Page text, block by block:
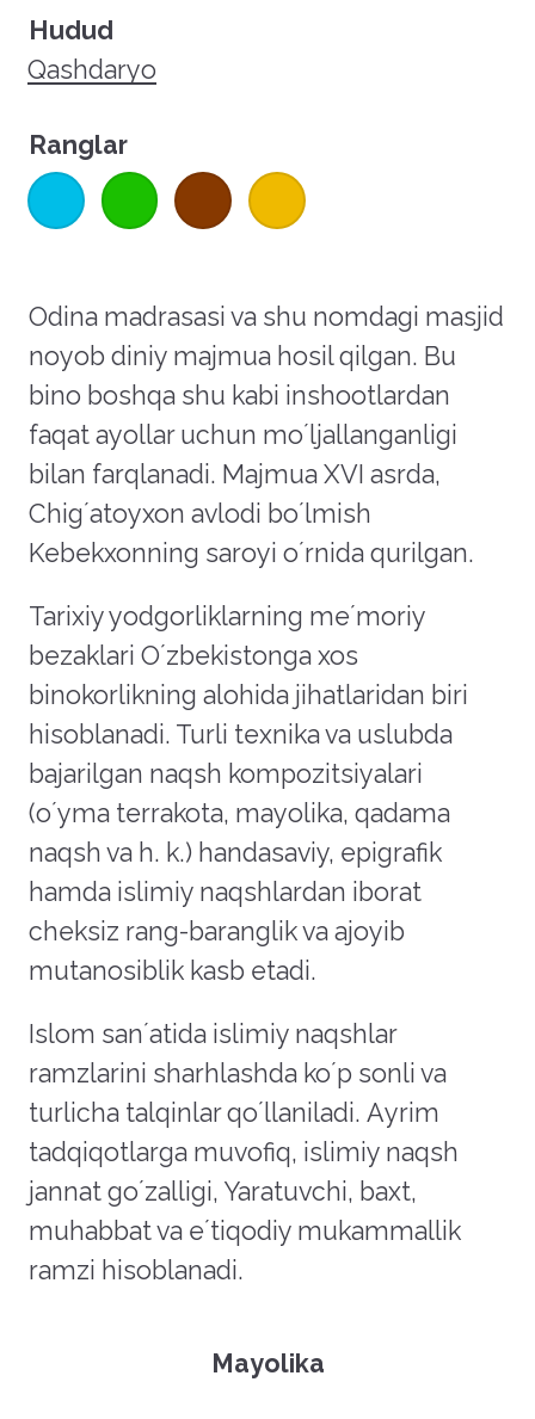
Hudud
Qashdaryo
Ranglar
Odina madrasasi va shu nomdagi masjid
noyob diniy majmua hosil qilgan. Bu
bino boshqa shu kabi inshootlardan
faqat ayollar uchun moʼljallanganligi
bilan farqlanadi. Majmua XVI asrda,
Chigʼatoyxon avlodi boʼlmish
Kebekxonning saroyi oʼrnida qurilgan.
Tarixiy yodgorliklarning meʼmoriy
bezaklari Oʼzbekistonga xos
binokorlikning alohida jihatlaridan biri
hisoblanadi. Turli texnika va uslubda
bajarilgan naqsh kompozitsiyalari
(oʼyma terrakota, mayolika, qadama
naqsh va h. k.) handasaviy, epigrafik
hamda islimiy naqshlardan iborat
cheksiz rang-baranglik va ajoyib
mutanosiblik kasb etadi.
Islom sanʼatida islimiy naqshlar
ramzlarini sharhlashda koʼp sonli va
turlicha talqinlar qoʼllaniladi. Аyrim
tadqiqotlarga muvofiq, islimiy naqsh
jannat goʼzalligi, Yaratuvchi, baxt,
muhabbat va eʼtiqodiy mukammallik
ramzi hisoblanadi.
Mayolika